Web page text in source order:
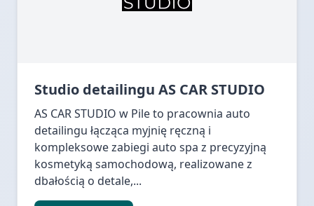
Studio detailingu AS CAR STUDIO
AS CAR STUDIO w Pile to pracownia auto
detailingu łącząca myjnię ręczną i
kompleksowe zabiegi auto spa z precyzyjną
kosmetyką samochodową, realizowane z
dbałością o detale,...